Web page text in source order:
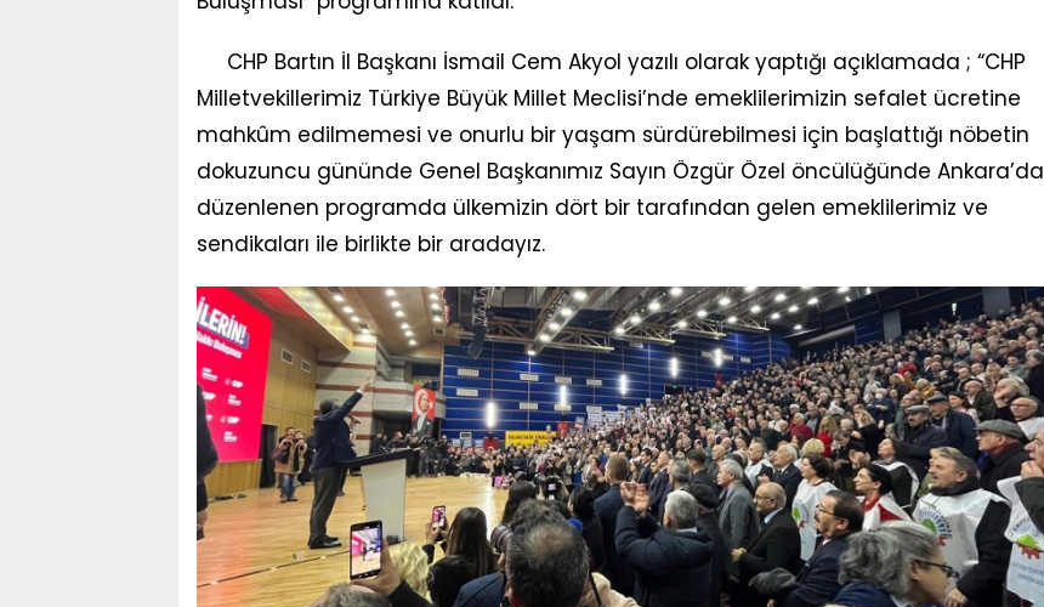
CHP Bartın İl Başkanı İsmail Cem Akyol yazılı olarak yaptığı açıklamada ; “CHP
Milletvekillerimiz Türkiye Büyük Millet Meclisi’nde emeklilerimizin sefalet ücretine
mahkûm edilmemesi ve onurlu bir yaşam sürdürebilmesi için başlattığı nöbetin
dokuzuncu gününde Genel Başkanımız Sayın Özgür Özel öncülüğünde Ankara’da
düzenlenen programda ülkemizin dört bir tarafından gelen emeklilerimiz ve
sendikaları ile birlikte bir aradayız.